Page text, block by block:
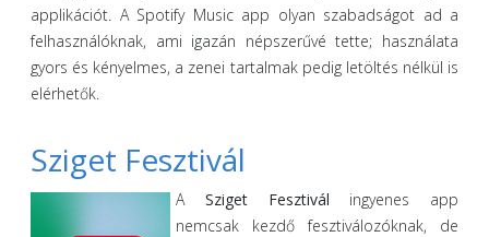
applikációt. A Spotify Music app olyan szabadságot ad a
felhasználóknak, ami igazán népszerűvé tette; használata
gyors és kényelmes, a zenei tartalmak pedig letöltés nélkül is
elérhetők.
Sziget Fesztivál
A Sziget Fesztivál ingyenes app
nemcsak kezdő fesztiválozóknak, de